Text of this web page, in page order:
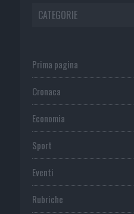
CATEGORIE
Prima pagina
Cronaca
Economia
Sport
Eventi
Rubriche